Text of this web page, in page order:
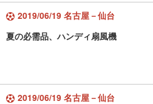
2019/06/19 名古屋－仙台
夏の必需品、ハンディ扇風機
2019/06/19 名古屋－仙台